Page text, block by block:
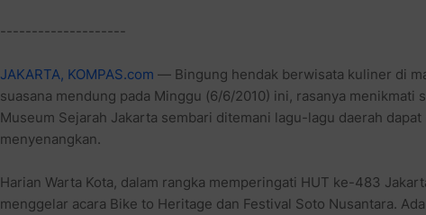
--------------------
JAKARTA, KOMPAS.com — Bingung hendak berwisata kuliner di
suasana mendung pada Minggu (6/6/2010) ini, rasanya menikmati
Museum Sejarah Jakarta sembari ditemani lagu-lagu daerah
menyenangkan.
Harian Warta Kota, dalam rangka memperingati HUT ke-483
menggelar acara Bike to Heritage dan Festival Soto Nusantara.